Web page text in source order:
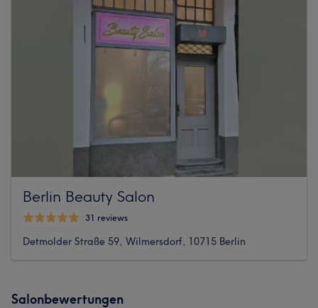
Berlin Beauty Salon
31 reviews
Detmolder Straße 59, Wilmersdorf, 10715 Berlin
Salonbewertungen